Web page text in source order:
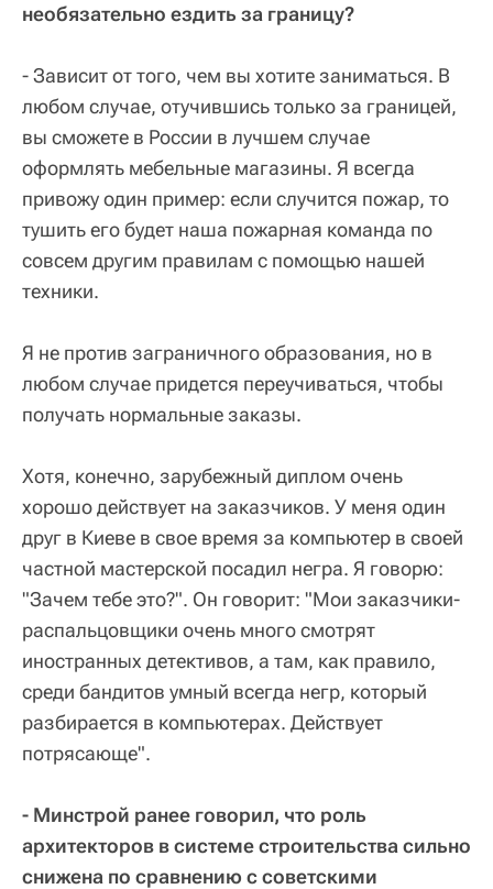
необязательно ездить за границу?
- Зависит от того, чем вы хотите заниматься. В
любом случае, отучившись только за границей,
вы сможете в России в лучшем случае
оформлять мебельные магазины. Я всегда
привожу один пример: если случится пожар, то
тушить его будет наша пожарная команда по
совсем другим правилам с помощью нашей
техники.
Я не против заграничного образования, но в
любом случае придется переучиваться, чтобы
получать нормальные заказы.
Хотя, конечно, зарубежный диплом очень
хорошо действует на заказчиков. У меня один
друг в Киеве в свое время за компьютер в своей
частной мастерской посадил негра. Я говорю:
"Зачем тебе это?". Он говорит: "Мои заказчики-
распальцовщики очень много смотрят
иностранных детективов, а там, как правило,
среди бандитов умный всегда негр, который
разбирается в компьютерах. Действует
потрясающе".
- Минстрой ранее говорил, что роль
архитекторов в системе строительства сильно
снижена по сравнению с советскими